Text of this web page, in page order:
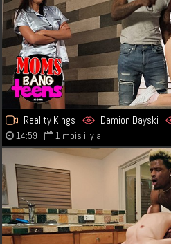
Reality Kings Damion Dayski
14:59 1 mois il y a